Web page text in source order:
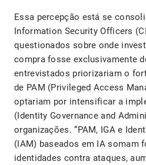
Essa percepção está se
Information Security Officers
questionados sobre onde
compra fosse exclusivamente
entrevistados priorizariam o
de PAM (Privileged Access
optariam por intensificar a
(Identity Governance and
organizações. “PAM, IGA e
(IAM) baseados em IA somam
identidades contra ataques,